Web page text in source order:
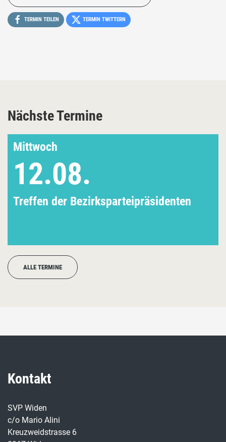
TERMIN TEILEN TERMIN TWITTERN
Nächste Termine
Mittwoch
12.08.
Treffen der Bezirksparteipräsidenten
ALLE TERMINE
Kontakt
SVP Widen
c/o Mario Alini
Kreuzweidstrasse 6